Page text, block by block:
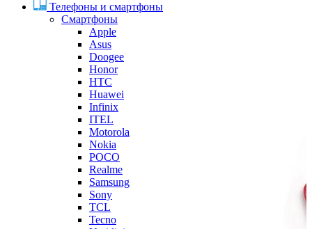
Телефоны и смартфоны
Смартфоны
Apple
Asus
Doogee
Honor
HTC
Huawei
Infinix
ITEL
Motorola
Nokia
POCO
Realme
Samsung
Sony
TCL
Tecno